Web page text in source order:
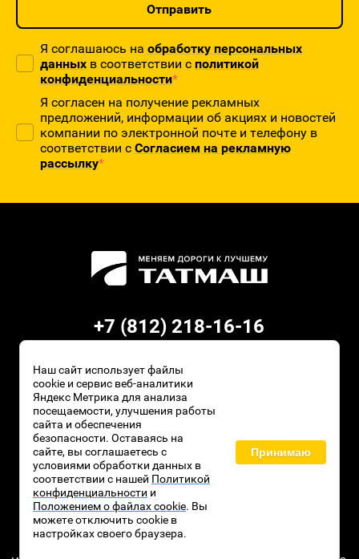
Отправить
Я соглашаюсь на обработку персональных
данныхв соответствии с политикой
конфиденциальности*
Я согласен на получение рекламных
предложений, информации об акциях и новостей
компании по электронной почте и телефону в
соответствии с Согласием на рекламную
рассылку*
+7 (812) 218-16-16
ООО «Завод ТАТМАШ»
ИНН 1605008631
ОГРН 1211600071253
Республика Татарстан,
Алексеевское, ул. Чистопольская 6Б
Наш сайт использует файлы
cookie и сервис веб-аналитики
Яндекс Метрика для анализа
посещаемости, улучшения работы
сайта и обеспечения
безопасности. Оставаясь на
сайте, вы соглашаетесь с
условиями обработки данных в
соответствии с нашей Политикой
конфиденциальности и
Положением о файлах cookie. Вы
можете отключить cookie в
настройках своего браузера.
Принимаю